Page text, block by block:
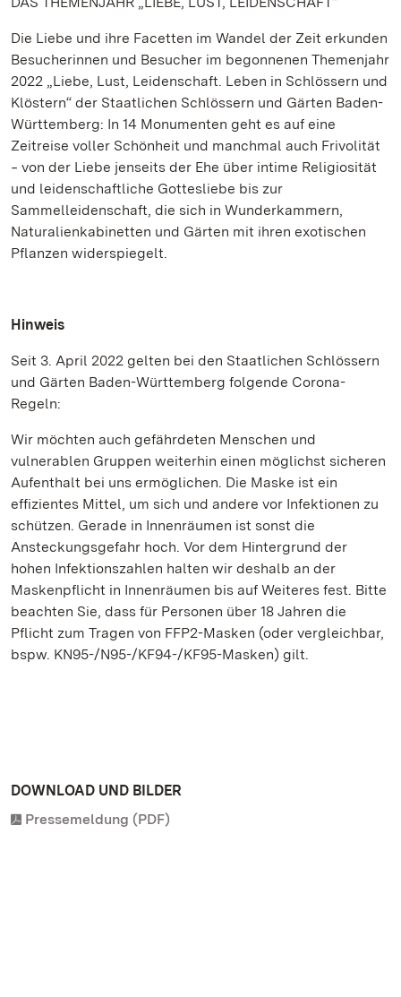
Die Liebe und ihre Facetten im Wandel der Zeit erkunden
Besucherinnen und Besucher im begonnenen Themenjahr
2022 „Liebe, Lust, Leidenschaft. Leben in Schlössern und
Klöstern“ der Staatlichen Schlössern und Gärten Baden-
Württemberg: In 14 Monumenten geht es auf eine
Zeitreise voller Schönheit und manchmal auch Frivolität
‒ von der Liebe jenseits der Ehe über intime Religiosität
und leidenschaftliche Gottesliebe bis zur
Sammelleidenschaft, die sich in Wunderkammern,
Naturalienkabinetten und Gärten mit ihren exotischen
Pflanzen widerspiegelt.
Hinweis
Seit 3. April 2022 gelten bei den Staatlichen Schlössern
und Gärten Baden-Württemberg folgende Corona-
Regeln:
Wir möchten auch gefährdeten Menschen und
vulnerablen Gruppen weiterhin einen möglichst sicheren
Aufenthalt bei uns ermöglichen. Die Maske ist ein
effizientes Mittel, um sich und andere vor Infektionen zu
schützen. Gerade in Innenräumen ist sonst die
Ansteckungsgefahr hoch. Vor dem Hintergrund der
hohen Infektionszahlen halten wir deshalb an der
Maskenpflicht in Innenräumen bis auf Weiteres fest. Bitte
beachten Sie, dass für Personen über 18 Jahren die
Pflicht zum Tragen von FFP2-Masken (oder vergleichbar,
bspw. KN95-/N95-/KF94-/KF95-Masken) gilt.
DOWNLOAD UND BILDER
Pressemeldung (PDF)